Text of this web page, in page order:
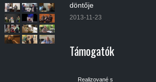
döntője
2013-11-23
Támogatók
Realizované s